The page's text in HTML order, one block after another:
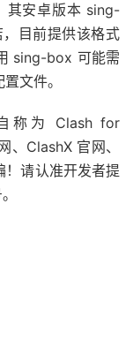
其安卓版本 sing-
目前提供该格式
sing-box 可能需
文件。
称为 Clash for
ClashX 官网、
请认准开发者提